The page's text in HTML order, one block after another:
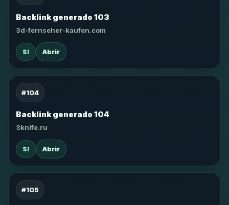
Backlink generado 103
3d-fernseher-kaufen.com
SI Abrir
#104
Backlink generado 104
3knife.ru
SI Abrir
#105